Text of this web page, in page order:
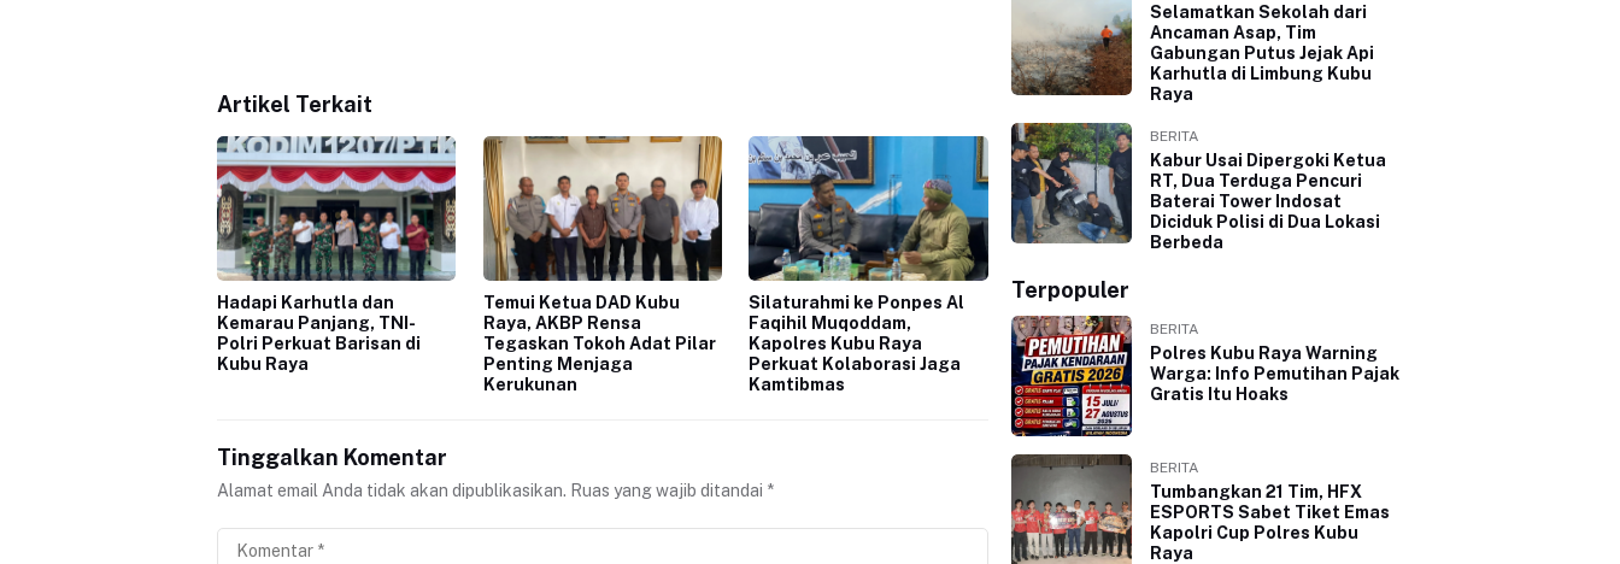
Artikel Terkait
Hadapi Karhutla dan
Kemarau Panjang, TNI-
Polri Perkuat Barisan di
Kubu Raya
Temui Ketua DAD Kubu
Raya, AKBP Rensa
Tegaskan Tokoh Adat Pilar
Penting Menjaga
Kerukunan
Silaturahmi ke Ponpes Al
Faqihil Muqoddam,
Kapolres Kubu Raya
Perkuat Kolaborasi Jaga
Kamtibmas
Tinggalkan Komentar
Alamat email Anda tidak akan dipublikasikan. Ruas yang wajib ditandai *
Selamatkan Sekolah dari
Ancaman Asap, Tim
Gabungan Putus Jejak Api
Karhutla di Limbung Kubu
Raya
BERITA
Kabur Usai Dipergoki Ketua
RT, Dua Terduga Pencuri
Baterai Tower Indosat
Diciduk Polisi di Dua Lokasi
Berbeda
Terpopuler
BERITA
Polres Kubu Raya Warning
Warga: Info Pemutihan Pajak
Gratis Itu Hoaks
BERITA
Tumbangkan 21 Tim, HFX
ESPORTS Sabet Tiket Emas
Kapolri Cup Polres Kubu
Raya